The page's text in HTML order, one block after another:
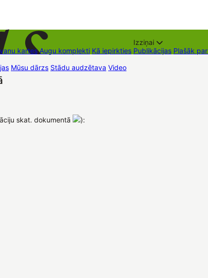
kartes Augu komplekti Kā iepirkties
Izziņai
Publikācijas Plašāk
Mūsu dārzs Stādu audzētava Video
skat. dokumentā
):